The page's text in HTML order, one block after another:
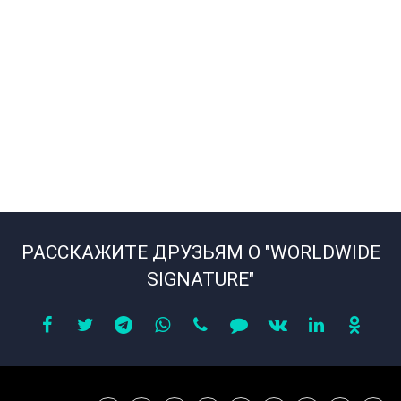
РАССКАЖИТЕ ДРУЗЬЯМ О "WORLDWIDE
SIGNATURE"